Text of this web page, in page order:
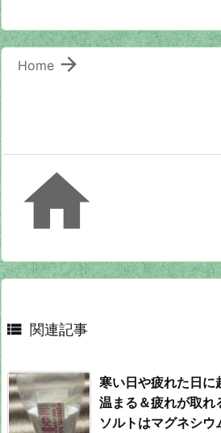

Home

 関連記事
寒い日や疲れた日に
温まる＆疲れが取れ
ソルトはマグネシ